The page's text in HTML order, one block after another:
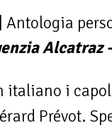
| Antologia
Alcatraz -
italiano i
Prévot.